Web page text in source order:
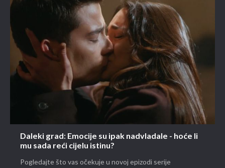
Daleki grad: Emocije su ipak nadvladale - hoće li
mu sada reći cijelu istinu?
Pogledajte što vas očekuje u novoj epizodi serije